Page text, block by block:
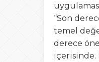
“Son
temel
derece
içerisinde.